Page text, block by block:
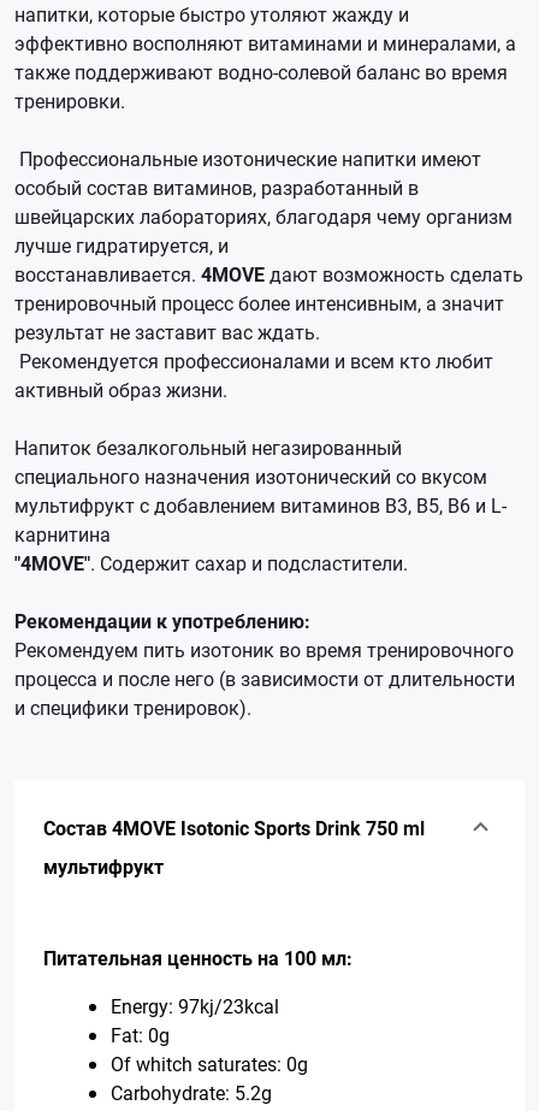
напитки, которые быстро утоляют жажду и
эффективно восполняют витаминами и минералами, а
также поддерживают водно-солевой баланс во время
тренировки.
Профессиональные изотонические напитки имеют
особый состав витаминов, разработанный в
швейцарских лабораториях, благодаря чему организм
лучше гидратируется, и
восстанавливается. 4MOVEдают возможность сделать
тренировочный процесс более интенсивным, а значит
результат не заставит вас ждать.
Рекомендуется профессионалами и всем кто любит
активный образ жизни.
Напиток безалкогольный негазированный
специального назначения изотонический со вкусом
мультифрукт с добавлением витаминов В3, B5, B6 и L-
карнитина
"4MOVE". Содержит сахар и подсластители.
Рекомендации к употреблению:
Рекомендуем пить изотоник во время тренировочного
процесса и после него (в зависимости от длительности
и специфики тренировок).
Состав 4MOVE Isotonic Sports Drink 750 ml
мультифрукт
Питательная ценность на 100 мл:
Energy: 97kj/23kcal
Fat: 0g
Of whitch saturates: 0g
Carbohydrate: 5.2g